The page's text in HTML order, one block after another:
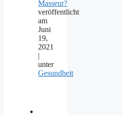
Masseur?
veröffentlicht
am
Juni
19,
2021
|
unter
Gesundheit